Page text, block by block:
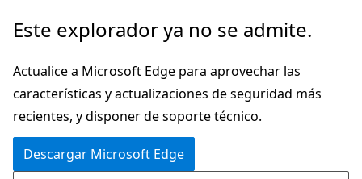
Ir
contenido
principal
Ir
la
navegación
en
la
página
Este explorador ya no se admite.
Actualice a Microsoft Edge para aprovechar las
características y actualizaciones de seguridad más
recientes, y disponer de soporte técnico.
Descargar Microsoft Edge